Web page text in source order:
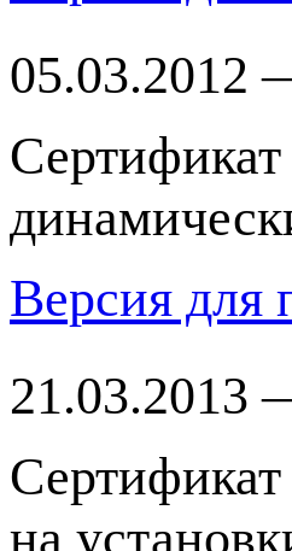
05.03.2012
Версия для
21.03.2013
на